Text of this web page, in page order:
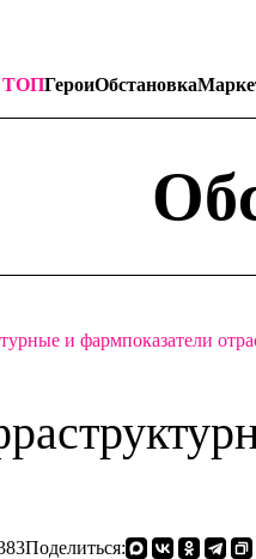
ТОПГероиОбстановка
и фармпоказатели
Поделиться: